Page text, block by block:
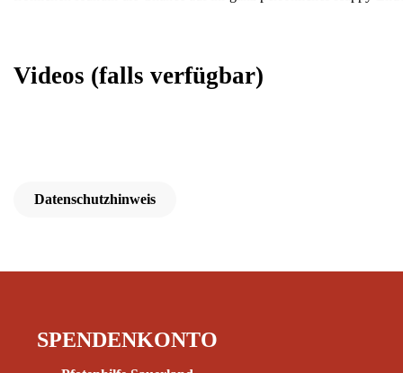
Videos (falls verfügbar)
Datenschutzhinweis
SPENDENKONTO